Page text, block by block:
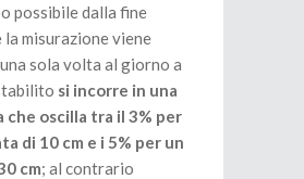
possibile dalla fine
la misurazione viene
sola volta al giorno a
si incorre in una
oscilla tra il 3% per
di 10 cm e i 5% per un
cm; al contrario